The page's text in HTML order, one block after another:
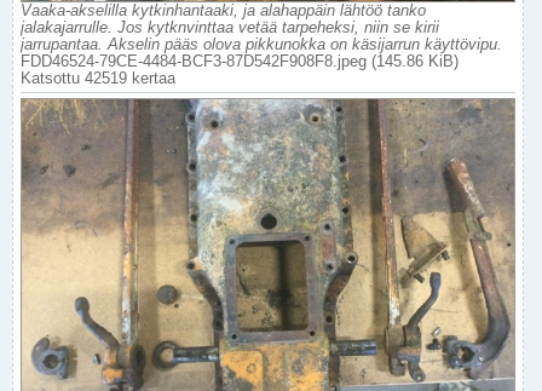
Vaaka-akselilla kytkinhantaaki, ja alahappäin lähtöö tanko
jalakajarrulle. Jos kytknvinttaa vetää tarpeheksi, niin se kirii
jarrupantaa. Akselin pääs olova pikkunokka on käsijarrun käyttövipu.
FDD46524-79CE-4484-BCF3-87D542F908F8.jpeg (145.86 KiB)
Katsottu 42519 kertaa